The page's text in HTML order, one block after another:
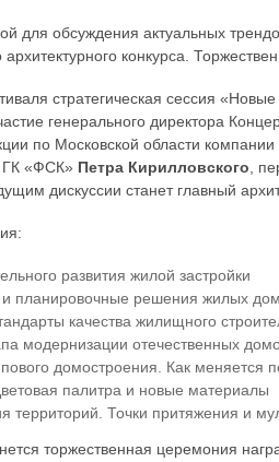
для обсуждения актуальных
конкурса.
стратегическая сессия
генерального директора
по Московской области
ГК «ФСК» Петра Кирилловского ,
дискуссии станет главный
развития жилой застройки
планировочные решения жилых
качества жилищного
модернизации отечественных
домостроения. Как меняется
палитра и новые материалы
территорий. Точки притяжения и
торжественная церемония